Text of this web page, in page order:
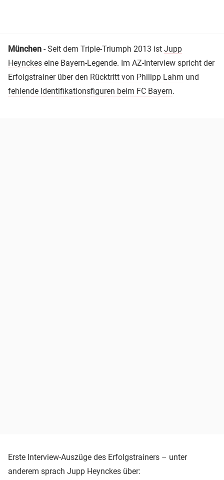
München - Seit dem Triple-Triumph 2013 ist Jupp
Heynckes eine Bayern-Legende. Im AZ-Interview spricht der
Erfolgstrainer über den Rücktritt von Philipp Lahm und
fehlende Identifikationsfiguren beim FC Bayern.
Erste Interview-Auszüge des Erfolgstrainers – unter
anderem sprach Jupp Heynckes über: